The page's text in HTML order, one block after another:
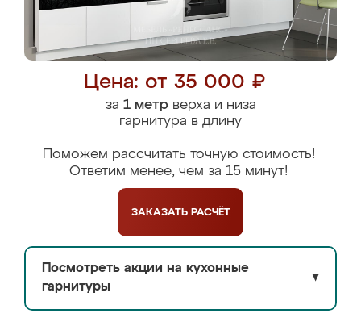
Цена: от 35 000 ₽
за 1 метрверха и низа
гарнитура в длину
Поможем рассчитать точную стоимость!
Ответим менее, чем за 15 минут!
ЗАКАЗАТЬ РАСЧЁТ
Посмотреть акции на кухонные
гарнитуры
▼